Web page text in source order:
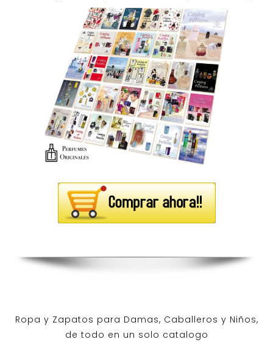
Ropa y Zapatos para Damas, Caballeros y Niños,
de todo en un solo catalogo